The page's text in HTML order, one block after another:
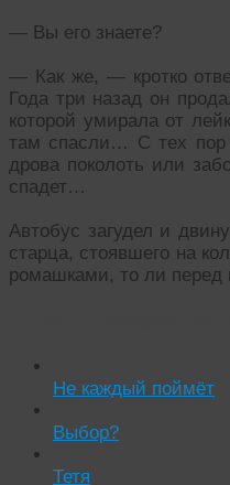
— Вы его знаете?
— Как же, — кротко
Года три назад он
которой умирала от
там спасли… С тех пор
дрова поколоть или
спадет…
Автобус загудел и
старца, стоявшего на
ромашками, то ли
Не каждый поймëт
Выбор?
Тетя